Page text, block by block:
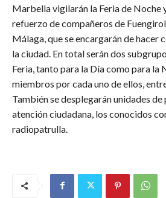
Marbella vigilarán la Feria de Noche
refuerzo de compañeros de
Málaga, que se encargarán de hacer
la ciudad. En total serán dos
Feria, tanto para la Día como para la
miembros por cada uno de ellos,
También se desplegarán unidades
atención ciudadana, los conocidos
radiopatrulla.